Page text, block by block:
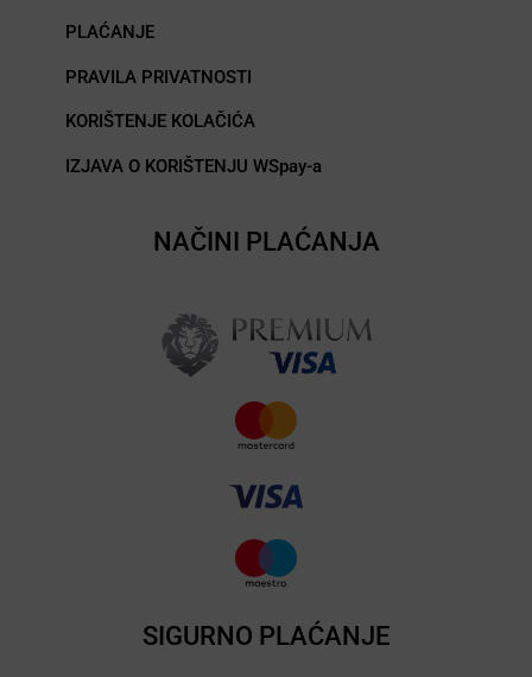
PLAĆANJE
PRAVILA PRIVATNOSTI
KORIŠTENJE KOLAČIĆA
IZJAVA O KORIŠTENJU WSpay-a
NAČINI PLAĆANJA
SIGURNO PLAĆANJE